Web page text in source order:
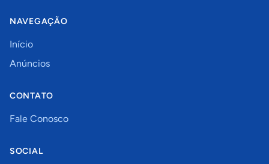
NAVEGAÇÃO
Início
Anúncios
CONTATO
Fale Conosco
SOCIAL